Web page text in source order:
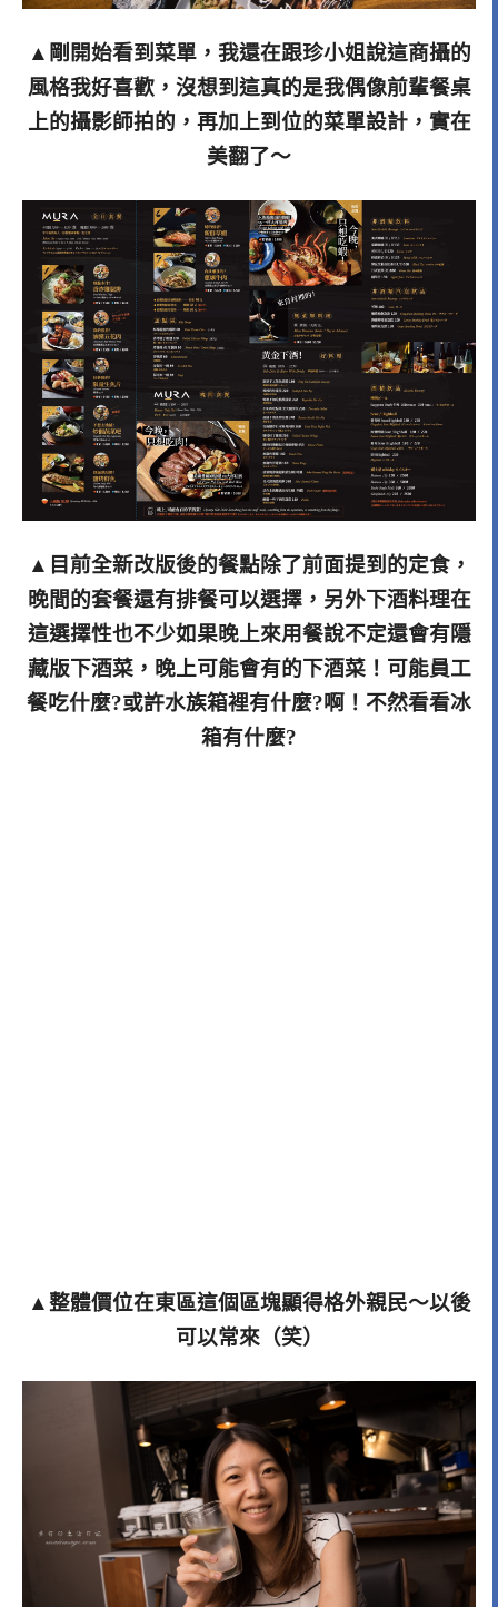
▲剛開始看到菜單，我還在跟珍小姐說這商攝的
風格我好喜歡，沒想到這真的是我偶像前輩餐桌
上的攝影師拍的，再加上到位的菜單設計，實在
美翻了～
▲目前全新改版後的餐點除了前面提到的定食，
晚間的套餐還有排餐可以選擇，另外下酒料理在
這選擇性也不少如果晚上來用餐說不定還會有隱
藏版下酒菜，晚上可能會有的下酒菜！可能員工
餐吃什麼?或許水族箱裡有什麼?啊！不然看看冰
箱有什麼?
▲整體價位在東區這個區塊顯得格外親民～以後
可以常來（笑）